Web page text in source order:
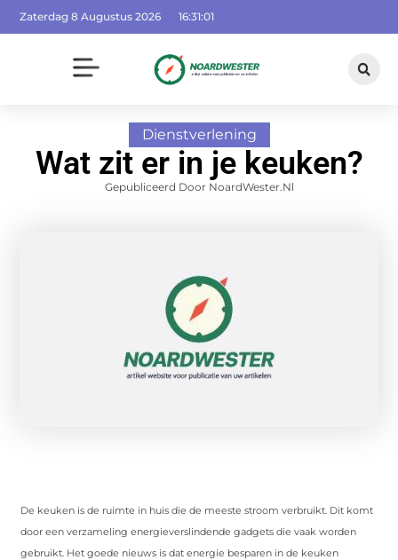
Zaterdag 8 Augustus 2026 16:31:02
Dienstverlening
Wat zit er in je keuken?
Gepubliceerd Door NoardWester.nl
De keuken is de ruimte in huis die de meeste stroom verbruikt. Dit komt
door een verzameling energieverslindende gadgets die vaak worden
gebruikt. Het goede nieuws is dat energie besparen in de keuken